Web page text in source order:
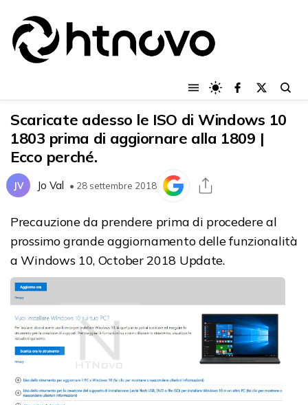
Scaricate adesso le ISO di Windows 10
1803 prima di aggiornare alla 1809 |
Ecco perché.
JV Jo Val • 28 settembre 2018
Precauzione da prendere prima di procedere al
prossimo grande aggiornamento delle funzionalità
a Windows 10, October 2018 Update.